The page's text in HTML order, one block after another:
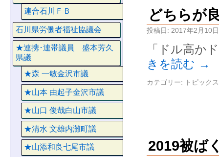
どちらが
投稿日: 2017年2月10日
「ドル高か
きを読む →
カテゴリー: トピックス
2019被ば
連合石川ＦＢ
石川県労働者福祉協議会
★連携･連帯議員 盛本芳久
県議
★森 一敏金沢市議
★山本 由起子金沢市議
★山口 俊哉白山市議
★清水 文雄内灘町議
★山添和良七尾市議